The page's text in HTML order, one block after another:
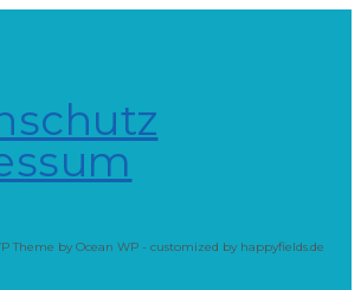
Theme by Ocean WP - customized by happyfields.de